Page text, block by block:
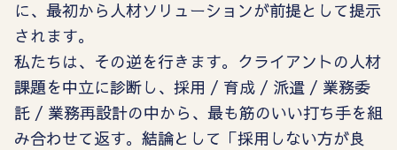
に、最初から人材ソリューションが前提として提示
されます。
私たちは、その逆を行きます。クライアントの人材
課題を中立に診断し、採用 / 育成 / 派遣 / 業務委
託 / 業務再設計の中から、最も筋のいい打ち手を組
み合わせて返す。結論として「採用しない方が良